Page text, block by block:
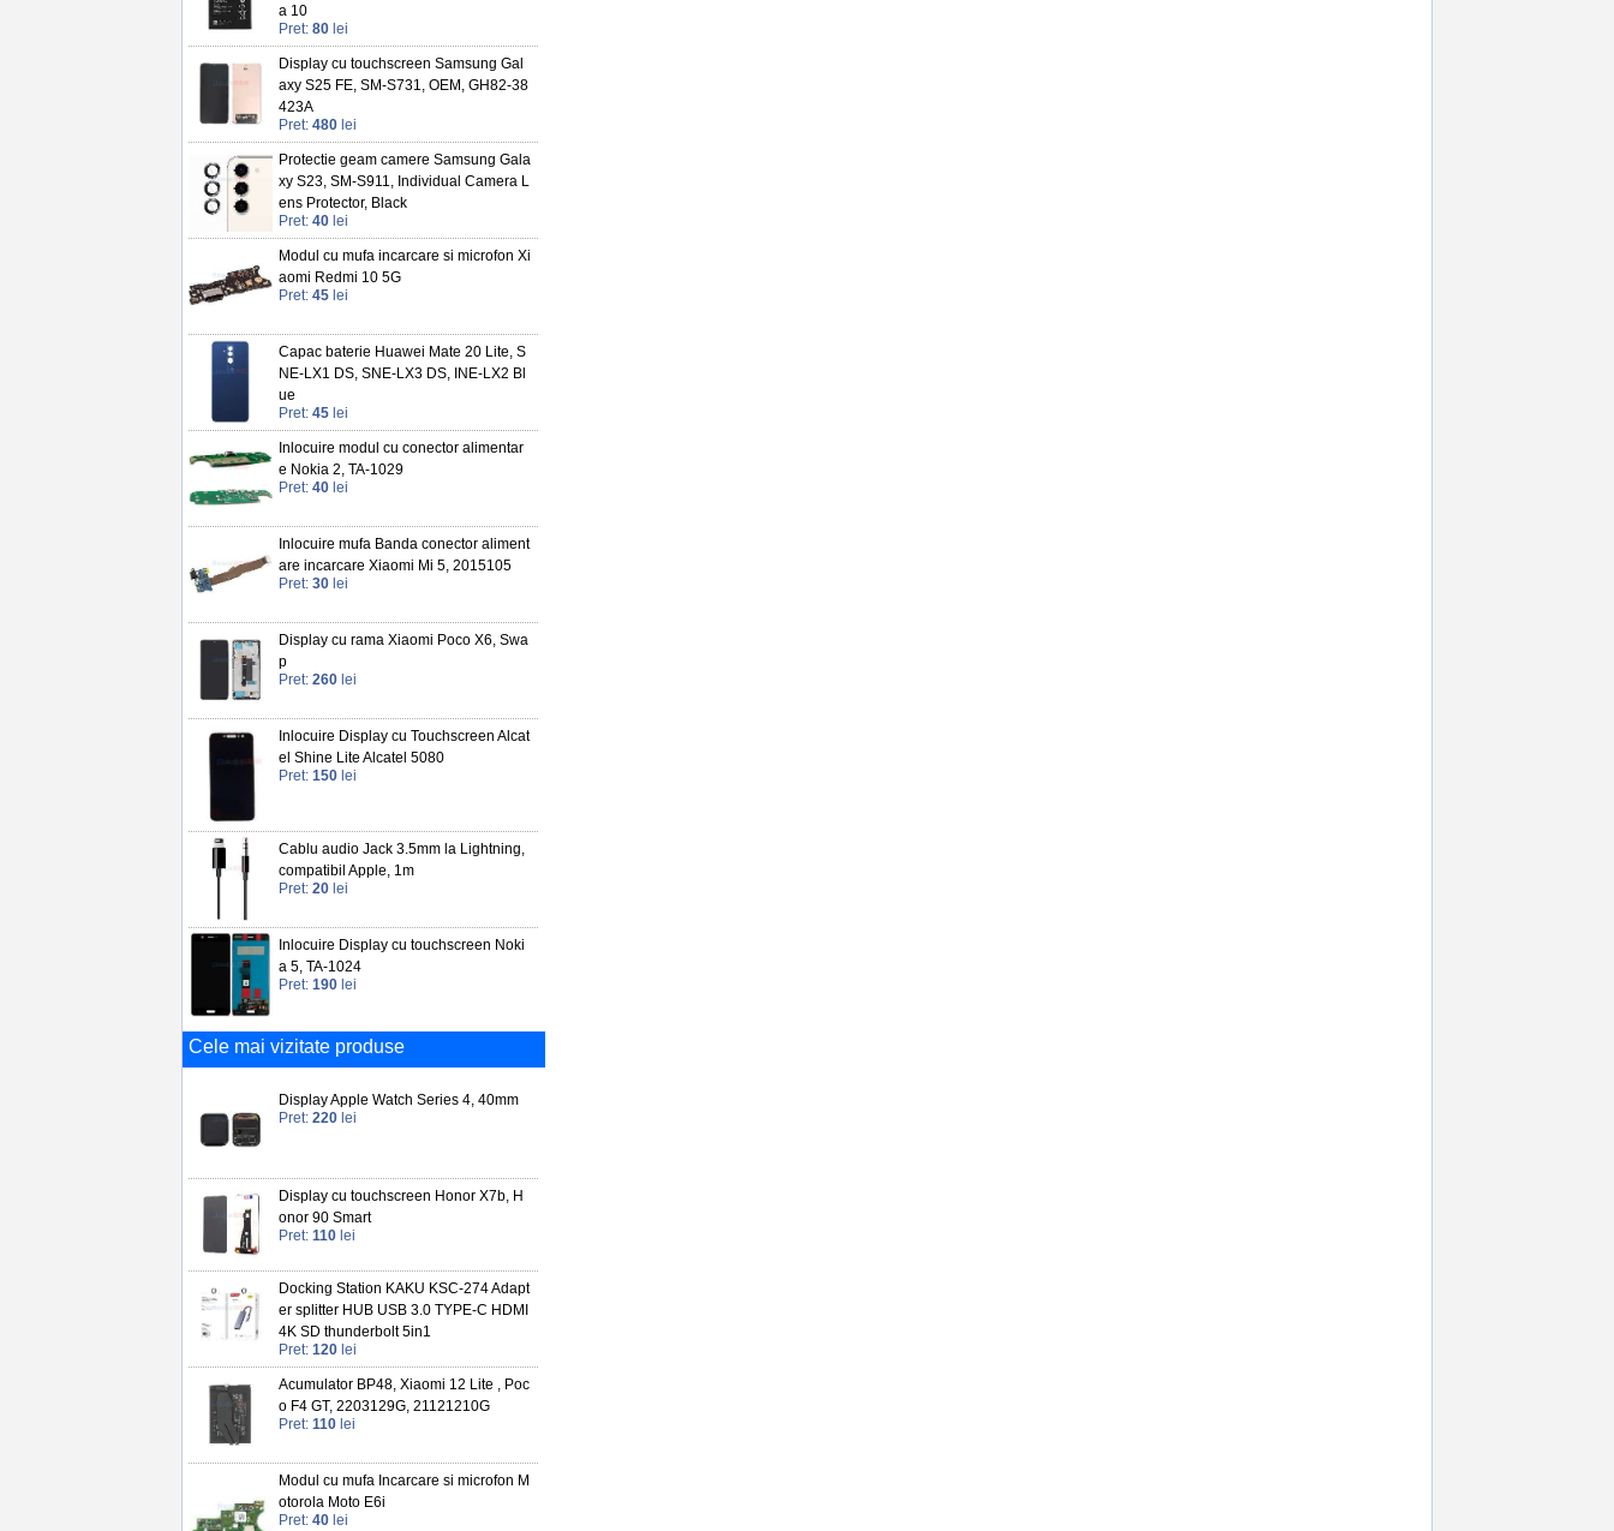
a 10
Pret: 80 lei
Display cu touchscreen Samsung Gal
axy S25 FE, SM-S731, OEM, GH82-38
423A
Pret: 480 lei
Protectie geam camere Samsung Gala
xy S23, SM-S911, Individual Camera L
ens Protector, Black
Pret: 40 lei
Modul cu mufa incarcare si microfon Xi
aomi Redmi 10 5G
Pret: 45 lei
Capac baterie Huawei Mate 20 Lite, S
NE-LX1 DS, SNE-LX3 DS, INE-LX2 Bl
ue
Pret: 45 lei
Inlocuire modul cu conector alimentar
e Nokia 2, TA-1029
Pret: 40 lei
Inlocuire mufa Banda conector aliment
are incarcare Xiaomi Mi 5, 2015105
Pret: 30 lei
Display cu rama Xiaomi Poco X6, Swa
p
Pret: 260 lei
Inlocuire Display cu Touchscreen Alcat
el Shine Lite Alcatel 5080
Pret: 150 lei
Cablu audio Jack 3.5mm la Lightning,
compatibil Apple, 1m
Pret: 20 lei
Inlocuire Display cu touchscreen Noki
a 5, TA-1024
Pret: 190 lei
Cele mai vizitate produse
Display Apple Watch Series 4, 40mm
Pret: 220 lei
Display cu touchscreen Honor X7b, H
onor 90 Smart
Pret: 110 lei
Docking Station KAKU KSC-274 Adapt
er splitter HUB USB 3.0 TYPE-C HDMI
4K SD thunderbolt 5in1
Pret: 120 lei
Acumulator BP48, Xiaomi 12 Lite , Poc
o F4 GT, 2203129G, 21121210G
Pret: 110 lei
Modul cu mufa Incarcare si microfon M
otorola Moto E6i
Pret: 40 lei